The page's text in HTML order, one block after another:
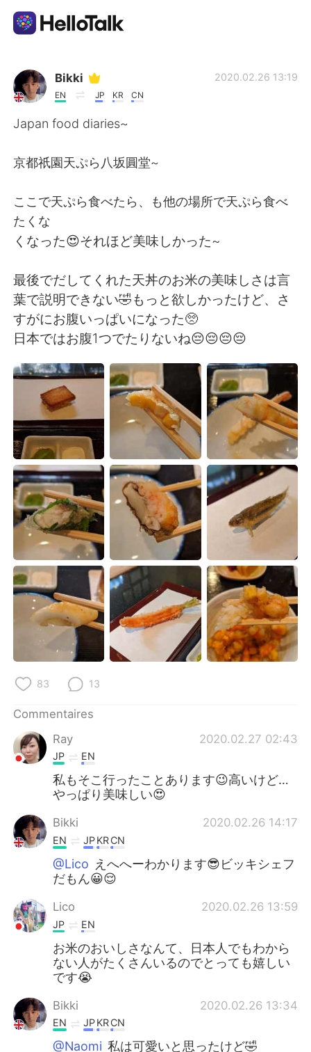
Appli d'échange linguistique
AI Grammar Checker
English 简体中文
繁體中文 Español
العربية Deutsch
日本語 한국어
Indonesia Italiano
Türkçe Tiếng Việt
Português
Bikki
EN JP KR CN
2020.02.26 13:19
Japan food diaries~
京都祇園天ぷら八坂圓堂~
ここで天ぷら食べたら、も他の場所で天ぷら食べ
たくな
くなった😍それほど美味しかった~
最後でだしてくれた天丼のお米の美味しさは言
葉で説明できない🤣もっと欲しかったけど、さ
すがにお腹いっぱいになった🥺
日本ではお腹1つでたりないね😔😔😔😔
83 13
Commentaires
Ray
2020.02.27 02:43
JP EN
私もそこ行ったことあります😉高いけど…
やっぱり美味しい😍
Bikki 2020.02.26 14:17
EN JPKRCN
@Lico えへへーわかります😎ビッキシェフ
だもん😀😌
Lico 2020.02.26 13:59
JP EN
お米のおいしさなんて、日本人でもわから
ない人がたくさんいるのでとっても嬉しい
です😭
Bikki 2020.02.26 13:34
EN JPKRCN
@Naomi 私は可愛いと思ったけど🤣